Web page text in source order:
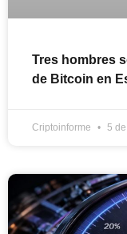
Tres hombres
de Bitcoin en
Criptoinforme 5